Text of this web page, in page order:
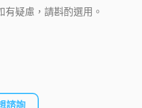
疑慮，請斟酌選用。
諮詢